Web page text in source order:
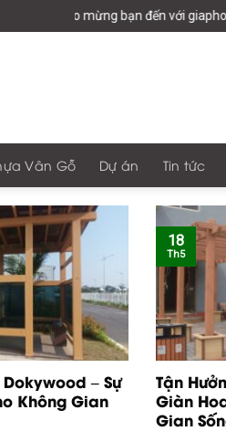
Chào mừng bạn đến với
Vân Gỗ Dự án Tin tức
– Sự
Không Gian
Tận
Giàn
Gian
18
Th5